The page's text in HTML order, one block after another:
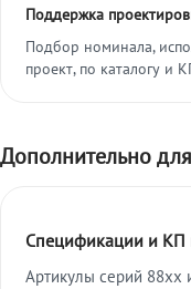
Поддержка
Подбор номинала,
проект, по каталогу и
Дополнительно
Спецификации и КП
Артикулы серий 88xx